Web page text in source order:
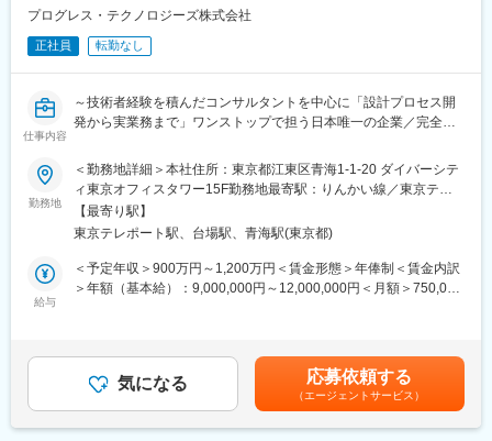
（既存アセット活用・新規技術・他技術領域の組み合わせによる
ソリューション企画）
・自社内技術領域、パートナー企業と連携した最新技術の企画反
映
【技術戦略立案・標準化】
・社内技術アセット（XiLS領域）の体系化、標準化、横展開の推
進
・担当技術領域内の組織・人材マネージメント
・担当技術領域内の複数プロジェクトの統括（QCD管理）
【担当技術領域運営】
・担当技術領域のサービス拡大
■記載の必須要件の他に必要な要件：
■当社について
当社はエンジニアにスキルを高めてもらい、最終的には自社に帰
プログレス・テクノロジーズ株式会社
正社員 転勤なし
仕事内容
～技術者経験を積んだコンサルタントを中心に「設計プロセス開
発から実業務まで」ワンストップで担う日本唯一の企業／完全週
■ポジション概要
製造業のエンジニアリングチェーンにおける「実利あるAI実装」
を推進するための中核ポジション。
生成AI（ナレッジ活用・構造化）およびフィジカルAI（センサ
ー・AD/ADAS・FA）の両領域において、顧客の技術課題を抽出・
定義し、QCDに直結するAIソリューションを企画・提案します。
■業務内容
【顧客開拓・提案活動】
・顧客の技術課題に対し「AIでしか解けない課題」を特定し解決
勤務地
＜勤務地詳細＞本社住所：東京都江東区青海1-1-20 ダイバーシテ
ィ東京オフィスタワー15F勤務地最寄駅：りんかい線／東京テレ
ポート駅受動喫煙対策：屋内全面禁煙
【最寄り駅】
東京テレポート駅、台場駅、青海駅(東京都)
給与
＜予定年収＞900万円～1,200万円＜賃金形態＞年俸制＜賃金内訳
＞年額（基本給）：9,000,000円～12,000,000円＜月額＞750,000
目安の金額であり、選考を通じて上下する可能性があります。月
給(月額)は固定手当を含めた表記です。
気になる 応募依頼する
（エージェントサービス）